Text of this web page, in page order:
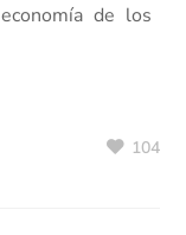
de los
104